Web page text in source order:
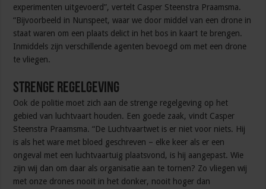
experimenten uitgevoerd”, vertelt Casper Steenstra Praamsma.
“Bijvoorbeeld in Nunspeet, waar we door middel van een drone in
staat waren om een plaats delict in het bos in kaart te brengen.
Inmiddels zijn verschillende agenten bevoegd om met een drone
te vliegen.
Strenge regelgeving
Ook de politie moet zich aan de strenge regelgeving op het
gebied van luchtvaart houden. Een goede zaak, vindt Casper
Steenstra Praamsma. “De Luchtvaartwet is er niet voor niets. Hij
is als het ware met bloed geschreven – elke keer als er een
ongeval met een luchtvaartuig plaatsvond, is hij aangepast. Wie
zijn wij dan om daar als organisatie aan te tornen? Zo vliegen wij
met onze drones nooit in het donker, nooit hoger dan